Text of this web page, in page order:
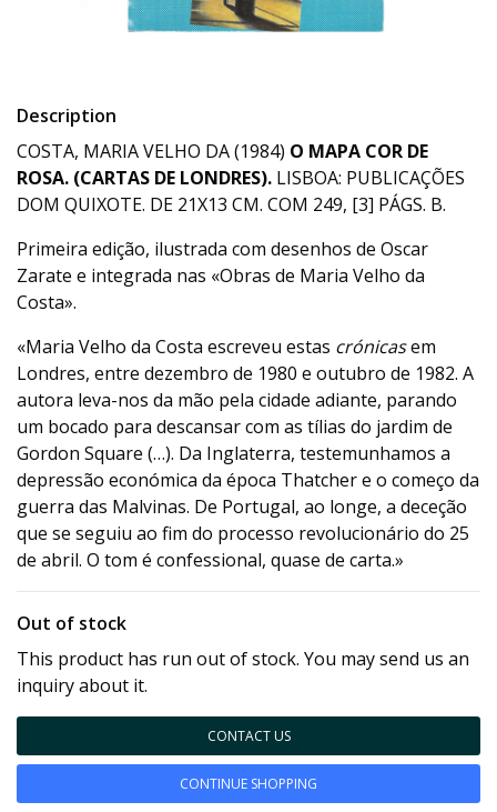
Description
COSTA, MARIA VELHO DA (1984) O MAPA COR DE
ROSA. (CARTAS DE LONDRES). LISBOA: PUBLICAÇÕES
DOM QUIXOTE. DE 21X13 CM. COM 249, [3] PÁGS. B.
Primeira edição, ilustrada com desenhos de Oscar
Zarate e integrada nas «Obras de Maria Velho da
Costa».
«Maria Velho da Costa escreveu estas crónicasem
Londres, entre dezembro de 1980 e outubro de 1982. A
autora leva-nos da mão pela cidade adiante, parando
um bocado para descansar com as tílias do jardim de
Gordon Square (…). Da Inglaterra, testemunhamos a
depressão económica da época Thatcher e o começo da
guerra das Malvinas. De Portugal, ao longe, a deceção
que se seguiu ao fim do processo revolucionário do 25
de abril. O tom é confessional, quase de carta.»
Out of stock
This product has run out of stock. You may send us an
inquiry about it.
CONTACT US
CONTINUE SHOPPING